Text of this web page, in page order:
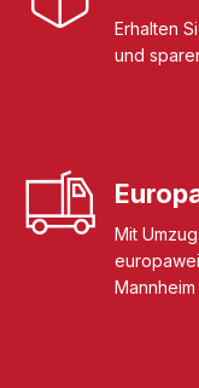
Erhalten
und
Mit